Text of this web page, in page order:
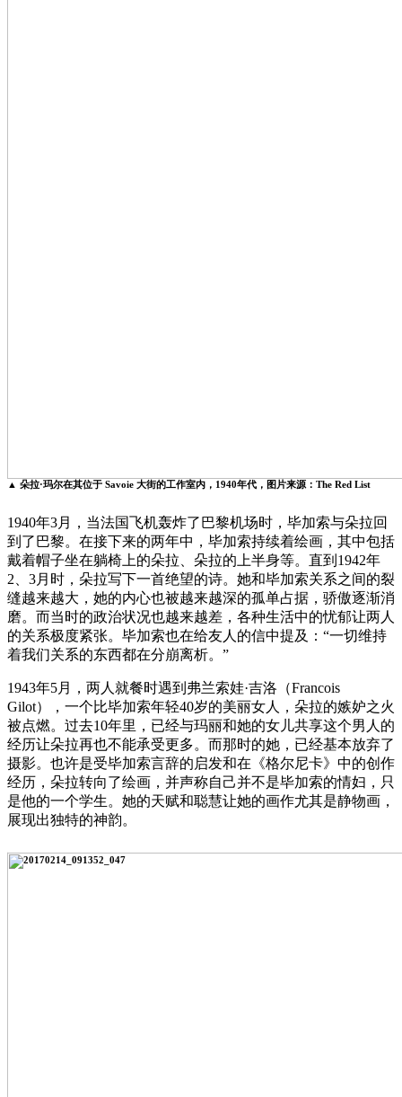
▲ 朵拉·玛尔在其位于 Savoie 大街的工作室内，1940年代，图片来源：The Red List
1940年3月，当法国飞机轰炸了巴黎机场时，毕加索与朵拉回
到了巴黎。在接下来的两年中，毕加索持续着绘画，其中包括
戴着帽子坐在躺椅上的朵拉、朵拉的上半身等。直到1942年
2、3月时，朵拉写下一首绝望的诗。她和毕加索关系之间的裂
缝越来越大，她的内心也被越来越深的孤单占据，骄傲逐渐消
磨。而当时的政治状况也越来越差，各种生活中的忧郁让两人
的关系极度紧张。毕加索也在给友人的信中提及：“一切维持
着我们关系的东西都在分崩离析。”
1943年5月，两人就餐时遇到弗兰索娃·吉洛（Francois
Gilot），一个比毕加索年轻40岁的美丽女人，朵拉的嫉妒之火
被点燃。过去10年里，已经与玛丽和她的女儿共享这个男人的
经历让朵拉再也不能承受更多。而那时的她，已经基本放弃了
摄影。也许是受毕加索言辞的启发和在《格尔尼卡》中的创作
经历，朵拉转向了绘画，并声称自己并不是毕加索的情妇，只
是他的一个学生。她的天赋和聪慧让她的画作尤其是静物画，
展现出独特的神韵。